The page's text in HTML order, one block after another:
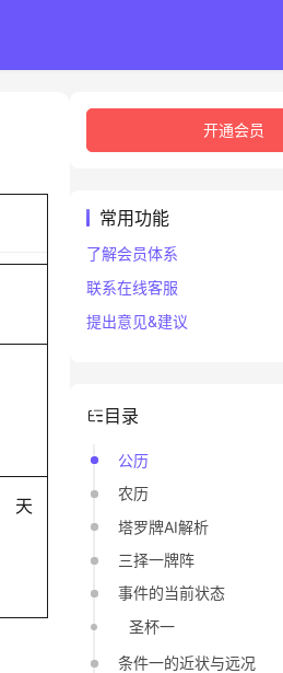
天
开通会员
常用功能
了解会员体系
联系在线客服
提出意见&建议
目录
公历
农历
塔罗牌AI解析
三择一牌阵
事件的当前状态
圣杯一
条件一的近状与远况